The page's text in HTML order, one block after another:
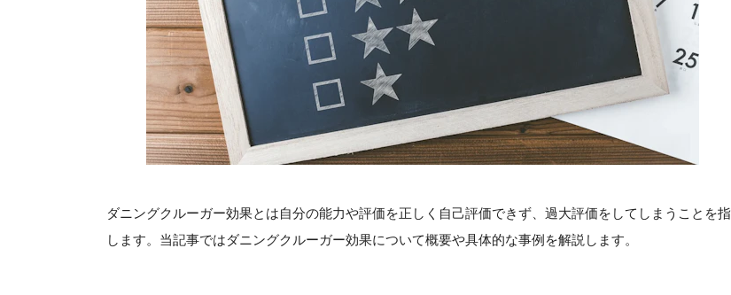
ダニングクルーガー効果とは自分の能力や評価を正しく自己評価できず、過大評価をしてしまうことを指
します。当記事ではダニングクルーガー効果について概要や具体的な事例を解説します。